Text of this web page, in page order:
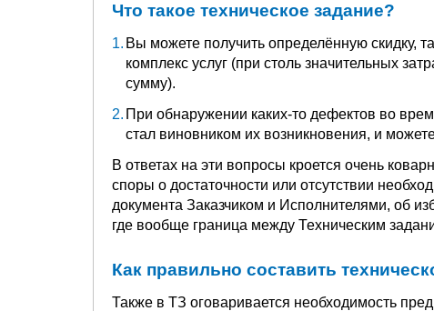
Что такое техническое задание?
Вы можете получить определённую скидку,
комплекс услуг (при столь значительных
сумму).
При обнаружении каких-то дефектов во
стал виновником их возникновения, и
В ответах на эти вопросы кроется очень
споры о достаточности или отсутствии
документа Заказчиком и Исполнителями, об
где вообще граница между Техническим
Как правильно составить
Также в ТЗ оговаривается необходимость